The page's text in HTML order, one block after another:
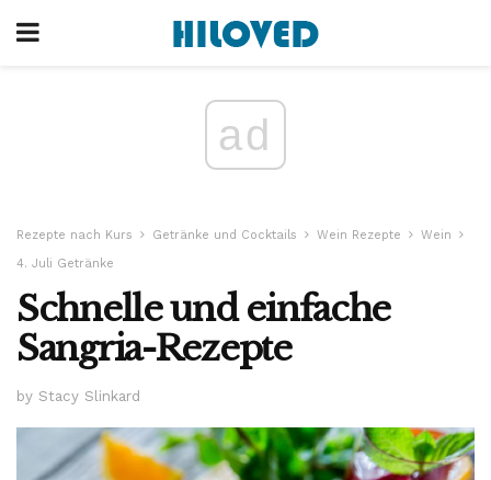
ad
Rezepte nach Kurs Getränke und Cocktails Wein Rezepte
Wein
4. Juli Getränke
Schnelle und einfache
Sangria-Rezepte
by Stacy Slinkard